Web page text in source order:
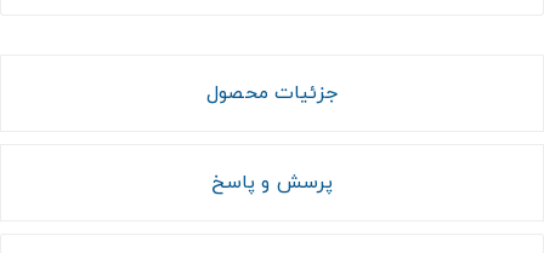
جزئیات محصول
پرسش و پاسخ